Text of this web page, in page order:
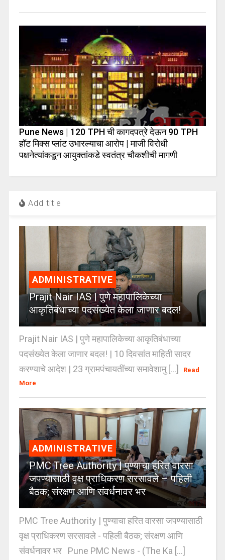
Pune News | 120 TPH ची कागदपत्रे देऊन 90 TPH
हॉट मिक्स प्लांट उभारल्याचा आरोप | माजी विरोधी
पक्षनेत्यांकडून आयुक्तांकडे स्वतंत्र चौकशीची मागणी
Add title
ADMINISTRATIVE
Prajit Nair IAS | पुणे महापालिकेच्या
आकृतिबंधाच्या पदसंख्येत केला जाणार बदल!
Prajit Nair IAS | पुणे महापालिकेच्या आकृतिबंधाच्या
पदसंख्येत केला जाणार बदल! | 10 दिवसांत माहिती सादर
करण्याचे आदेश | 23 ग्रामपंचायतींच्या समावेशामु [...]
Read
More
ADMINISTRATIVE
PMC Tree Authority | पुण्याचा हरित वारसा
जपण्यासाठी वृक्ष प्राधिकरण सरसावले – पहिली
बैठक; संरक्षण आणि संवर्धनावर भर
PMC Tree Authority | पुण्याचा हरित वारसा जपण्यासाठी
वृक्ष प्राधिकरण सरसावले - पहिली बैठक; संरक्षण आणि
संवर्धनावर भर Pune PMC News - (The Ka [...]